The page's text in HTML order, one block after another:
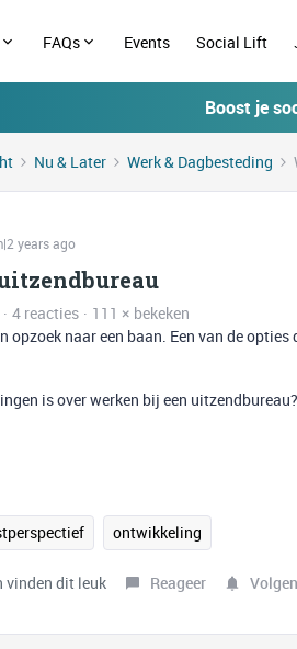
FAQs Events Social Lift
Boost je
Nu & Later Werk & Dagbesteding
years ago
4 reacties
111 × bekeken
opzoek naar een baan. Een van de
is over werken bij een uitzendbureau?
ontwikkeling
vinden dit leuk Reageer Volgen